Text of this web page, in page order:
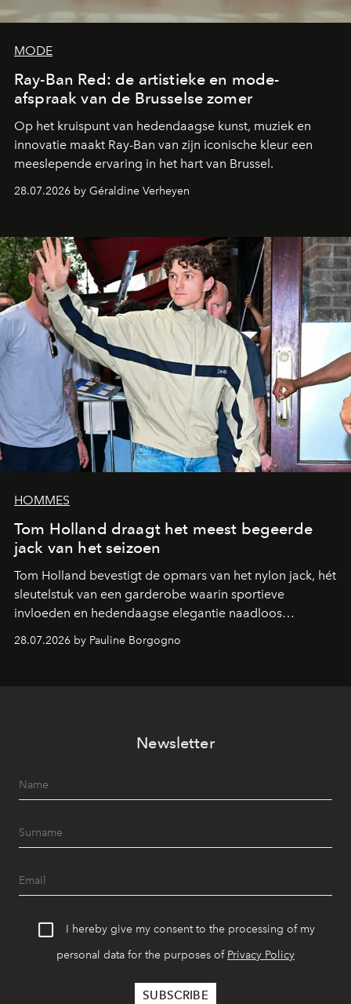
MODE
Ray-Ban Red: de artistieke en mode-
afspraak van de Brusselse zomer
Op het kruispunt van hedendaagse kunst, muziek en
innovatie maakt Ray-Ban van zijn iconische kleur een
meeslepende ervaring in het hart van Brussel.
28.07.2026 by Géraldine Verheyen
HOMMES
Tom Holland draagt het meest begeerde
jack van het seizoen
Tom Holland bevestigt de opmars van het nylon jack, hét
sleutelstuk van een garderobe waarin sportieve
invloeden en hedendaagse elegantie naadloos
28.07.2026 by Pauline Borgogno
Newsletter
I hereby give my consent to the processing of my
personal data for the purposes of Privacy Policy